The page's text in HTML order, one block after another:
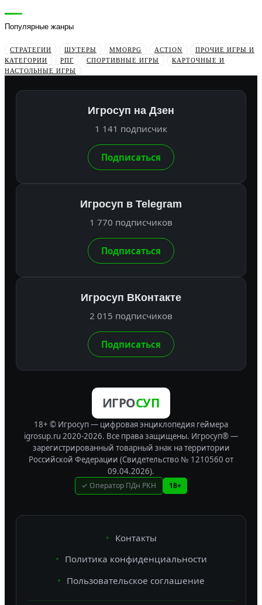
Популярные жанры
СТРАТЕГИИ ШУТЕРЫ MMORPG ACTION
ПРОЧИЕ ИГРЫ И
КАТЕГОРИИ
РПГ СПОРТИВНЫЕ ИГРЫ
КАРТОЧНЫЕ И
НАСТОЛЬНЫЕ ИГРЫ
Игросуп на Дзен
1 141 подписчик
Подписаться
Игросуп в Telegram
1 770 подписчиков
Подписаться
Игросуп ВКонтакте
2 015 подписчиков
Подписаться
ИГРОСУП
18+ © Игросуп — цифровая энциклопедия геймера
igrosup.ru 2020-2026. Все права защищены. Игросуп® —
зарегистрированный товарный знак на территории
Российской Федерации (Свидетельство № 1210560 от
09.04.2026).
✓ Оператор ПДн РКН 18+
Контакты
Политика конфиденциальности
Пользовательское соглашение